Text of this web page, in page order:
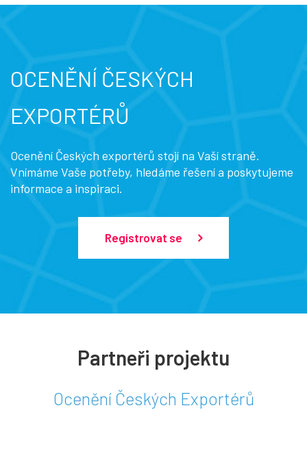
OCENĚNÍ ČESKÝCH
EXPORTÉRŮ
Ocenění Českých exportérů stojí na Vaší straně.
Vnímáme Vaše potřeby, hledáme řešení a poskytujeme
informace a inspiraci.
Registrovat se
Partneři projektu
Ocenění Českých Exportérů